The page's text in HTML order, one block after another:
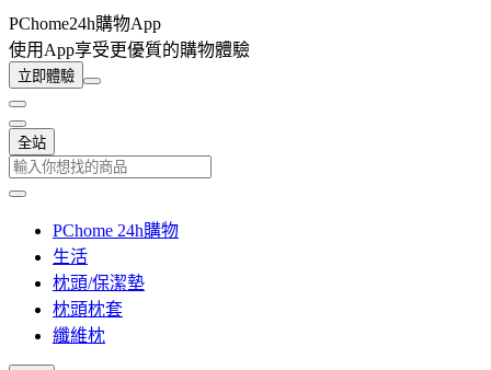
PChome24h購物App
使用App享受更優質的購物體驗
立即體驗
全站
PChome 24h購物
生活
枕頭/保潔墊
枕頭枕套
纖維枕